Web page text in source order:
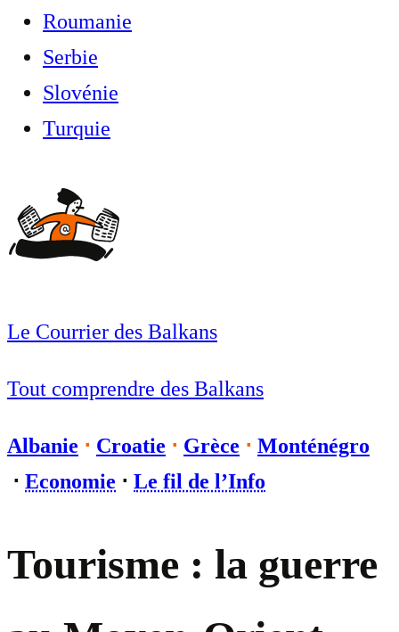
Roumanie
Serbie
Slovénie
Turquie
Le Courrier des Balkans
Tout comprendre des Balkans
Albanie ⋅ Croatie ⋅ Grèce ⋅ Monténégro
⋅ Economie ⋅ Le fil de l’Info
Tourisme : la guerre